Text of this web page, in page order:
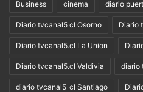
Business cinema diario
Diario tvcanal5 cl Osorno Diario
Diario tvcanal5.cl La Union
Diario tvcanal5.cl Valdivia diario
diario tvcanal5_cl Santiago